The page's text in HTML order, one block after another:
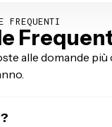
FREQUENTI
alle domande più